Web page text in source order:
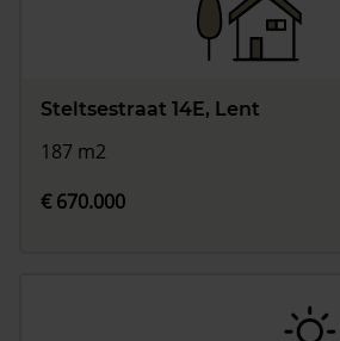
Steltsestraat 14E, Lent
187 m2
€ 670.000